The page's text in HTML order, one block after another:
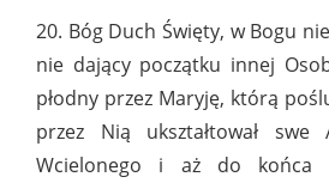
20. Bóg Duch Święty, w Bogu
nie dający początku innej
płodny przez Maryję, którą
przez Nią ukształtował swe
Wcielonego i aż do końca